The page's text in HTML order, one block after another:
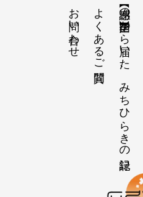
【感謝の声】全国から届いた、みちひらきの記録
よくあるご質問
お問い合わせ